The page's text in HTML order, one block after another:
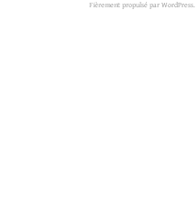
Fièrement propulsé par WordPress.